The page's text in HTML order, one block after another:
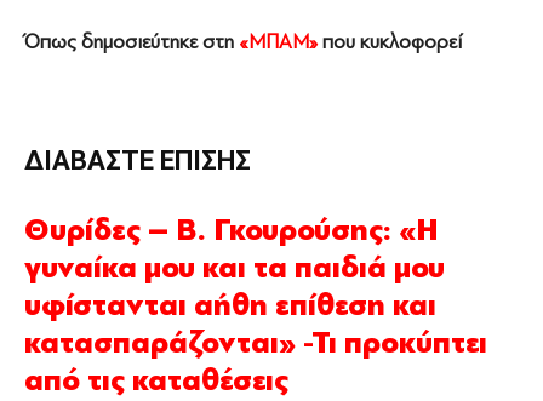
Όπως δημοσιεύτηκε στη «ΜΠΑΜ»που κυκλοφορεί
ΔΙΑΒΑΣΤΕ ΕΠΙΣΗΣ
Θυρίδες – Β. Γκουρούσης: «Η
γυναίκα μου και τα παιδιά μου
υφίστανται αήθη επίθεση και
κατασπαράζονται» -Τι προκύπτει
από τις καταθέσεις